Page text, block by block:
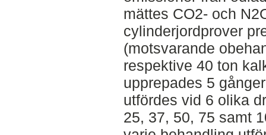
mättes CO2- och
cylinderjordprover
(motsvarande
respektive 40 ton
upprepades 5
utfördes vid 6 olika
25, 37, 50, 75 samt